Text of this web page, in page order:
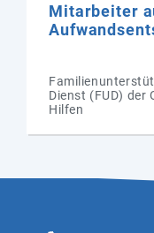
Mitarbeiter
Dienst (FUD) der
Hilfen